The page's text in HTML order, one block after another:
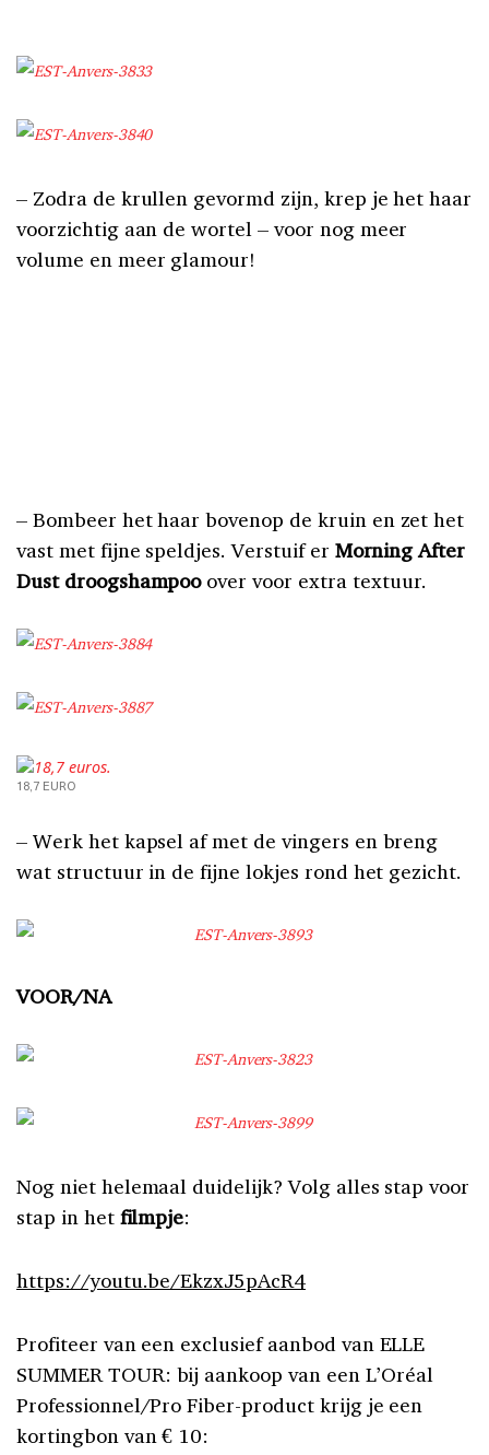
– Zodra de krullen gevormd zijn, krep je het haar
voorzichtig aan de wortel – voor nog meer
volume en meer glamour!
18,7 EURO
– Werk het kapsel af met de vingers en breng
VOOR/NA
Nog niet helemaal duidelijk? Volg alles stap voor
Profiteer van een exclusief aanbod van ELLE
Professionnel/Pro Fiber-product krijg je een
•Bon L’Oréal Professionnel>>>
www.mybeautydeals.be/ELLE/LP/nl